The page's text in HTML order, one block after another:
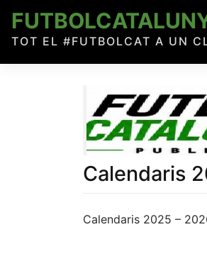
content
TOT EL #FUTBOLCAT A UN
Calendaris
Calendaris 2025 –